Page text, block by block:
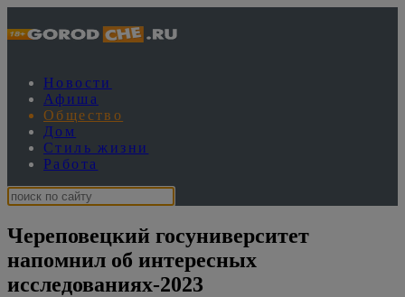
Новости
Афиша
Общество
Дом
Стиль жизни
Работа
Череповецкий госуниверситет
напомнил об интересных
исследованиях-2023